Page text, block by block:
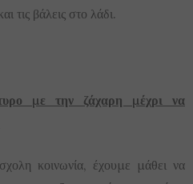
τις βάλεις στο λάδι.
με την ζάχαρη μέχρι να
κοινωνία, έχουμε μάθει να